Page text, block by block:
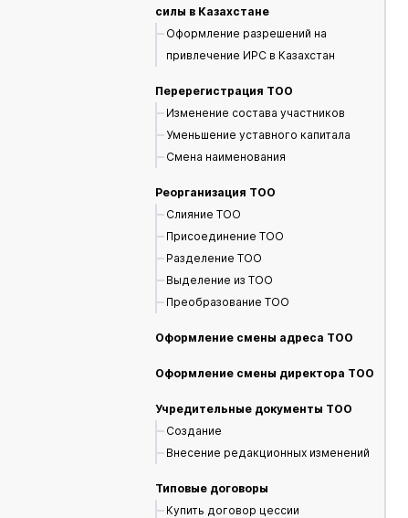
силы в Казахстане
Оформление разрешений на
привлечение ИРС в Казахстан
Перерегистрация ТОО
Изменение состава участников
Уменьшение уставного капитала
Смена наименования
Реорганизация ТОО
Слияние ТОО
Присоединение ТОО
Разделение ТОО
Выделение из ТОО
Преобразование ТОО
Оформление смены адреса ТОО
Оформление смены директора ТОО
Учредительные документы ТОО
Создание
Внесение редакционных изменений
Типовые договоры
Купить договор цессии